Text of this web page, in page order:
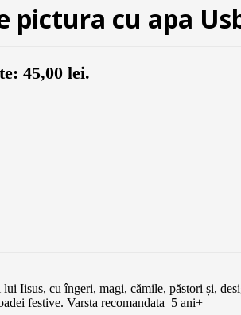
pictura cu apa
45,00 lei.
Iisus, cu îngeri, magi, cămile, păstori și,
festive. Varsta recomandata 5 ani+